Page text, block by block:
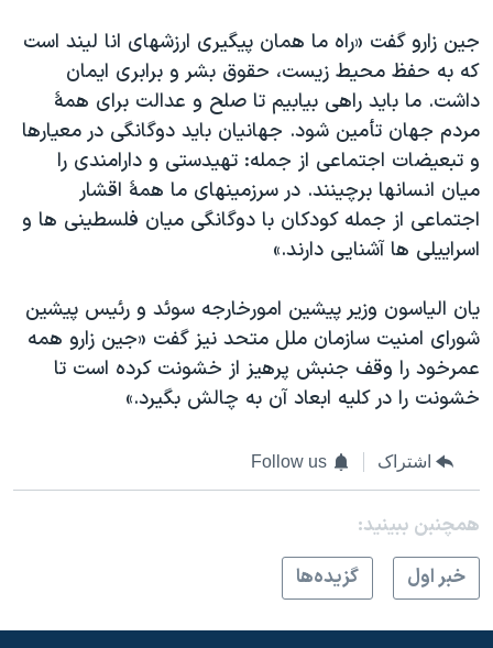
جين زارو گفت «راه ما همان پيگيری ارزشهای انا ليند است
که به حفظ محيط زيست، حقوق بشر و برابری ايمان
داشت. ما بايد راهی بيابيم تا صلح و عدالت برای همۀ
مردم جهان تأمين شود. جهانيان بايد دوگانگی در معيارها
و تبعيضات اجتماعی از جمله: تهيدستی و دارامندی را
ميان انسانها برچينند. در سرزمينهای ما همۀ اقشار
اجتماعی از جمله کودکان با دوگانگی ميان فلسطينی ها و
اسراييلی ها آشنايی دارند.»
يان الياسون وزير پيشين امورخارجه سوئد و رئيس پيشين
شورای امنيت سازمان ملل متحد نيز گفت «جين زارو همه
عمرخود را وقف جنبش پرهيز از خشونت کرده است تا
خشونت را در کليه ابعاد آن به چالش بگيرد.»
اشتراک Follow us
همچنبن ببینید:
خبر اول
گزيده‌ها